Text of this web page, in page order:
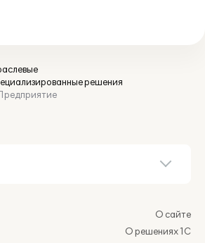
решения
О сайте
О решениях 1С